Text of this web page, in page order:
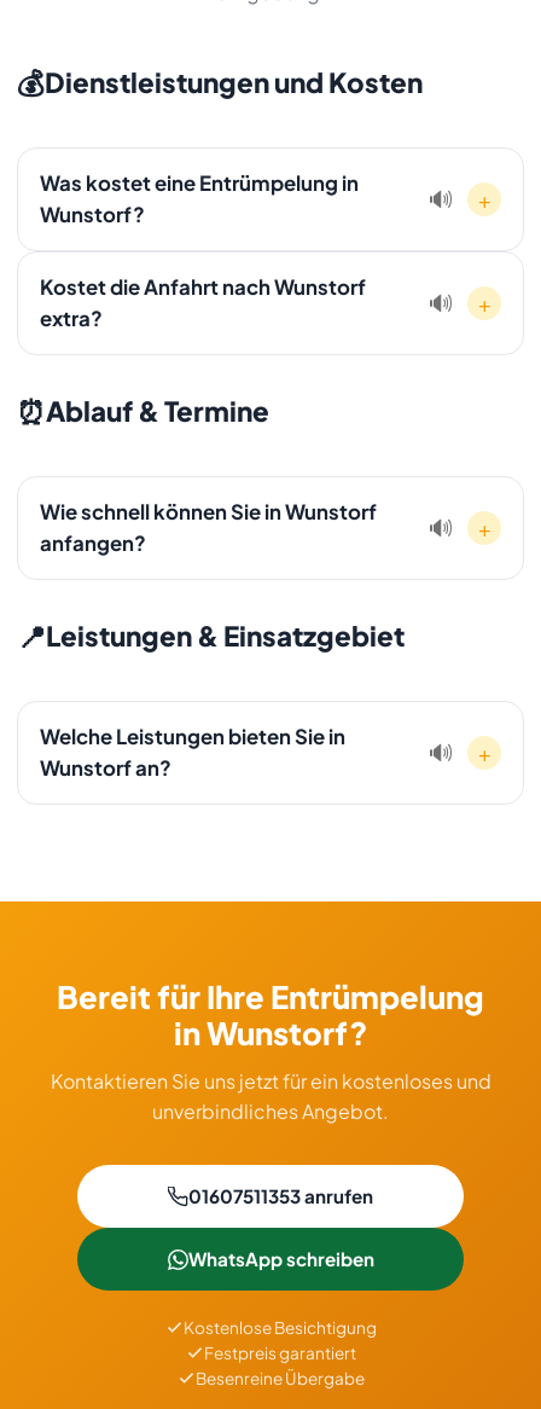
💰Dienstleistungen und Kosten
Was kostet eine Entrümpelung in
Wunstorf?
🔊 +
Die Kosten hängen von Volumen, Stockwerk und
Wertgegenständen ab. Wir bieten Ihnen nach einer
kostenlosen Besichtigung in Wunstorf ein verbindliches
Festpreisangebot ohne versteckte Kosten. Rufen Sie an:
Kostet die Anfahrt nach Wunstorf
extra?
🔊 +
enthalten. Es gibt keine versteckten Kosten oder
Aufschläge für die Anfahrt.
⏰Ablauf & Termine
Wie schnell können Sie in Wunstorf
anfangen?
🔊 +
Stunden mit der Entrümpelung in Wunstorf beginnen. Bei
dringenden Fällen ist oft ein kurzfristiger Start am selben
📍Leistungen & Einsatzgebiet
Welche Leistungen bieten Sie in
Wunstorf an?
🔊 +
Entkernung, Schrottabholung, Ankauf und Transport. Alles
Bereit für Ihre Entrümpelung
in Wunstorf?
Kontaktieren Sie uns jetzt für ein kostenloses und
unverbindliches Angebot.
01607511353 anrufen
WhatsApp schreiben
Kostenlose Besichtigung
Festpreis garantiert
Besenreine Übergabe